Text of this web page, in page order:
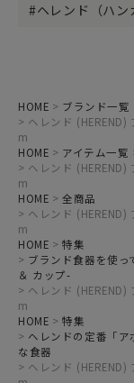
ヘレンド（ハン
HOME ブランド一覧
ヘレンド (HEREND)
m
HOME
アイテム一覧
ヘレンド (HEREND)
m
HOME
全商品
ヘレンド (HEREND)
m
HOME
特集
ブランド食器を使っ
＆ カップ-
ヘレンド (HEREND)
m
HOME
特集
ヘレンドの定番「
な食器
ヘレンド (HEREND)